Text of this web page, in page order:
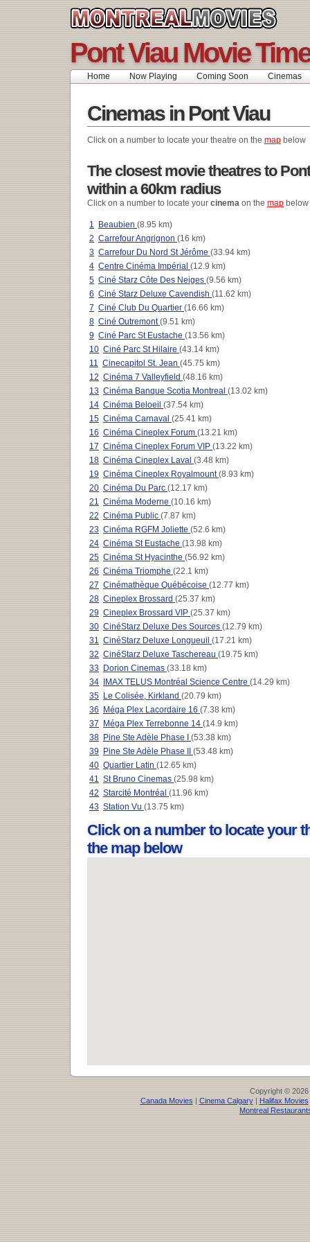
Pont Viau Movie
Home Now Playing Coming Soon Cinemas
Cinemas in Pont Viau
Click on a number to locate your theatre on the map below
The closest movie theatres to
within a 60km radius
Click on a number to locate your cinema on the map below
1 Beaubien (8.95 km)
2 Carrefour Angrignon (16 km)
3 Carrefour Du Nord St Jérôme (33.94 km)
4 Centre Cinéma Impérial (12.9 km)
5 Ciné Starz Côte Des Neiges (9.56 km)
6 Ciné Starz Deluxe Cavendish (11.62 km)
7 Ciné Club Du Quartier (16.66 km)
8 Ciné Outremont(9.51 km)
9 Ciné Parc St Eustache (13.56 km)
10 Ciné Parc St Hilaire (43.14 km)
11 Cinecapitol St. Jean (45.75 km)
12 Cinéma 7 Valleyfield (48.16 km)
13 Cinéma Banque Scotia Montreal (13.02 km)
14 Cinéma Beloeil (37.54 km)
15 Cinéma Carnaval (25.41 km)
16 Cinéma Cineplex Forum (13.21 km)
17 Cinéma Cineplex Forum VIP (13.22 km)
18 Cinéma Cineplex Laval (3.48 km)
19 Cinéma Cineplex Royalmount(8.93 km)
20 Cinéma Du Parc (12.17 km)
21 Cinéma Moderne (10.16 km)
22 Cinéma Public (7.87 km)
23 Cinéma RGFM Joliette (52.6 km)
24 Cinéma St Eustache (13.98 km)
25 Cinéma St Hyacinthe (56.92 km)
26 Cinéma Triomphe (22.1 km)
27 Cinémathèque Québécoise (12.77 km)
28 Cineplex Brossard (25.37 km)
29 Cineplex Brossard VIP (25.37 km)
30 CinéStarz Deluxe Des Sources (12.79 km)
31 CinéStarz Deluxe Longueuil (17.21 km)
32 CinéStarz Deluxe Taschereau (19.75 km)
33
Dorion Cinemas (33.18 km)
34
IMAX TELUS Montréal Science Centre (14.29 km)
35 Le Colisée, Kirkland (20.79 km)
36
Méga Plex Lacordaire 16 (7.38 km)
37
Méga Plex Terrebonne 14 (14.9 km)
38 Pine Ste Adèle Phase I (53.38 km)
39
Pine Ste Adèle Phase II (53.48 km)
40 Quartier Latin (12.65 km)
41 St Bruno Cinemas (25.98 km)
42 Starcité Montréal (11.96 km)
43 Station Vu (13.75 km)
Click on a number to locate your
the map below
Copyright © 2026
Canada Movies| Cinema Calgary| Halifax Movies
Montreal